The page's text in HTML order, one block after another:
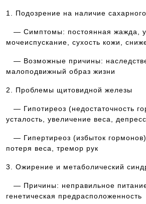
1. Подозрение на наличие
— Симптомы: постоянная жажда,
мочеиспускание, сухость кожи,
— Возможные причины:
малоподвижный образ жизни
2. Проблемы щитовидной железы
— Гипотиреоз (недостаточность
усталость, увеличение веса,
— Гипертиреоз (избыток
потеря веса, тремор рук
3. Ожирение и метаболический
— Причины: неправильное
генетическая предрасположенность